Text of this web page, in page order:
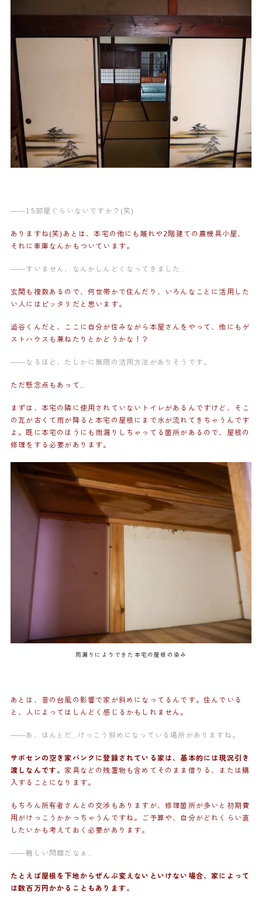
——15部屋ぐらいないですか？(笑)
ありますね(笑)あとは、本宅の他にも離れや2階建ての農機具小屋、
それに車庫なんかもついています。
——すいません、なんかしんどくなってきました…
玄関も複数あるので、何世帯かで住んだり、いろんなことに活用した
い人にはピッタリだと思います。
澁谷くんだと、ここに自分が住みながら本屋さんをやって、他にもゲ
ストハウスも兼ねたりとかどうかな！？
——なるほど、たしかに無限の活用方法がありそうです。
ただ懸念点もあって…
まずは、本宅の隣に使用されていないトイレがあるんですけど、そこ
の瓦が古くて雨が降ると本宅の屋根にまで水が流れてきちゃうんです
よ。既に本宅のほうにも雨漏りしちゃってる箇所があるので、屋根の
修理をする必要があります。
雨漏りによりできた本宅の屋根の染み
あとは、昔の台風の影響で家が斜めになってるんです。住んでいる
と、人によってはしんどく感じるかもしれません。
——あ、ほんとだ…けっこう斜めになっている場所がありますね。
サポセンの空き家バンクに登録されている家は、基本的には現況引き
渡しなんです。 家具などの残置物も含めてそのまま借りる、または購
入することになります。
もちろん所有者さんとの交渉もありますが、修理箇所が多いと初期費
用がけっこうかかっちゃうんですね。ご予算や、自分がどれくらい直
したいかも考えておく必要があります。
——難しい問題だなぁ…
たとえば屋根を下地からぜんぶ変えないといけない場合、家によって
は数百万円かかることもあります。